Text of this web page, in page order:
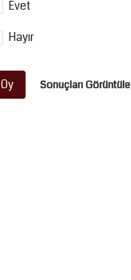
Evet
Hayır
Oy Sonuçları Görüntüle